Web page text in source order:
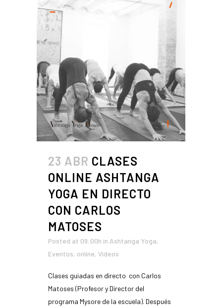
23 ABR CLASES
ONLINE ASHTANGA
YOGA EN DIRECTO
CON CARLOS
MATOSES
Posted at 09:00h in Ashtanga Yoga,
Eventos, online, Videos
Clases guiadas en directo con Carlos
Matoses (Profesor y Director del
programa Mysore de la escuela). Después